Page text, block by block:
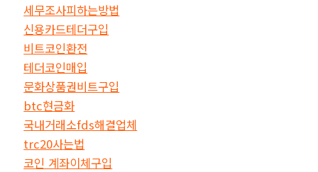
세무조사피하는방법
신용카드테더구입
비트코인환전
테더코인매입
문화상품권비트구입
btc현금화
국내거래소fds해결업체
trc20사는법
코인 계좌이체구입